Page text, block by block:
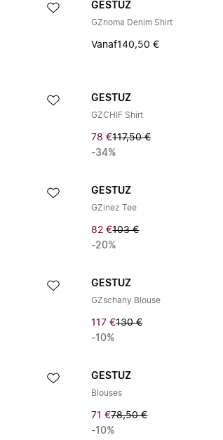
GESTUZ
GZnoma Denim Shirt
Vanaf140,50 €
GESTUZ
GZCHIF Shirt
78 €117,50 €
-34%
GESTUZ
GZinez Tee
82 €103 €
-20%
GESTUZ
GZschany Blouse
117 €130 €
-10%
GESTUZ
Blouses
71 €78,50 €
-10%